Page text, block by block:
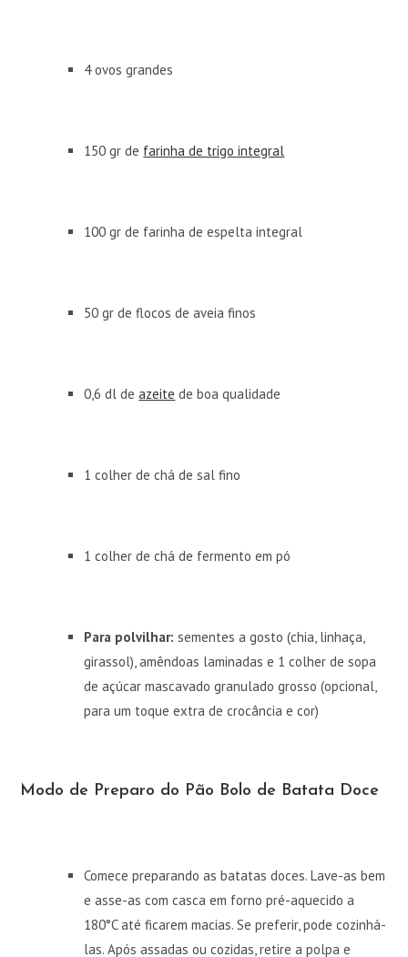
4 ovos grandes
150 gr de farinha de trigo integral
100 gr de farinha de espelta integral
50 gr de flocos de aveia finos
0,6 dl deazeite de boa qualidade
1 colher de chá de sal fino
1 colher de chá de fermento em pó
Para polvilhar: sementes a gosto (chia, linhaça,
girassol), amêndoas laminadas e 1 colher de sopa
de açúcar mascavado granulado grosso (opcional,
para um toque extra de crocância e cor)
Modo de Preparo do Pão Bolo de Batata Doce
Comece preparando as batatas doces. Lave-as bem
e asse-as com casca em forno pré-aquecido a
180°C até ficarem macias. Se preferir, pode cozinhá-
las. Após assadas ou cozidas, retire a polpa e